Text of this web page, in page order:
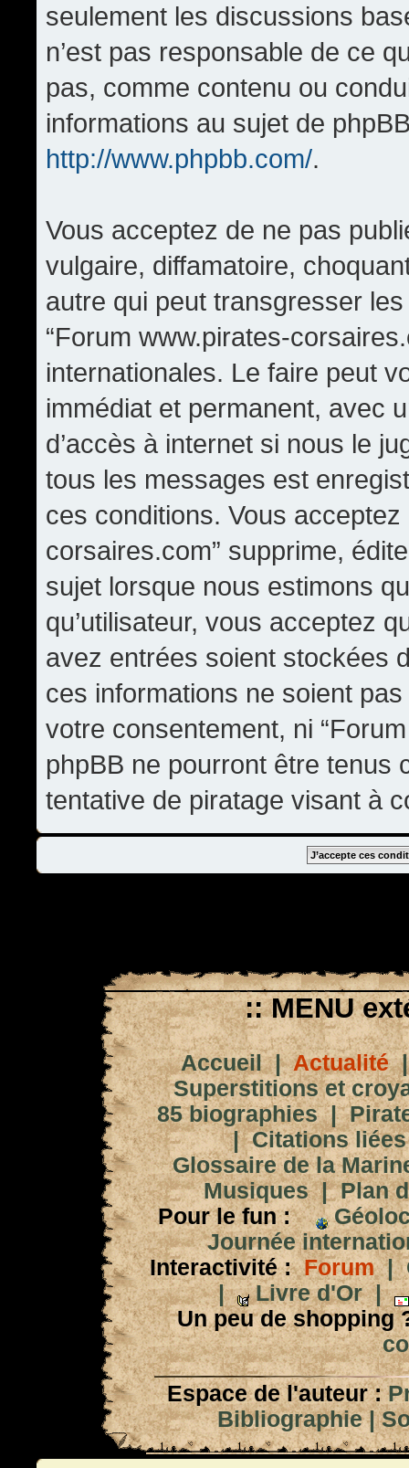
seulement les discussions
n’est pas responsable de ce
pas, comme contenu ou
informations au sujet de
http://www.phpbb.com/.
Vous acceptez de ne pas
vulgaire, diffamatoire,
autre qui peut transgresser
“Forum www.pirates-
internationales. Le faire peut
immédiat et permanent, avec
d’accès à internet si nous le
tous les messages est
ces conditions. Vous
corsaires.com” supprime,
sujet lorsque nous estimons
qu’utilisateur, vous acceptez
avez entrées soient stockées
ces informations ne soient
votre consentement, ni
phpBB ne pourront être tenus
tentative de piratage visant à
:: MENU
Accueil|Actualité
Superstitions et
85 biographies|
|Citations
Glossaire de la
Musiques|Plan
Pour le fun :
Journée
Interactivité : Forum|
|
Livre d'Or|
Un peu de shopping
Espace de l'auteur :
Bibliographie|